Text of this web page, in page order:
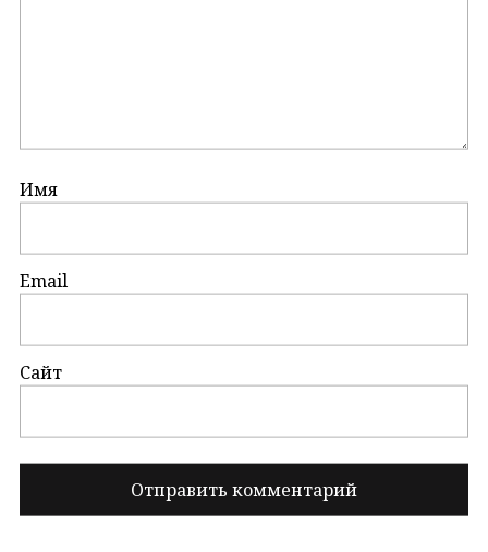
Имя
Email
Сайт